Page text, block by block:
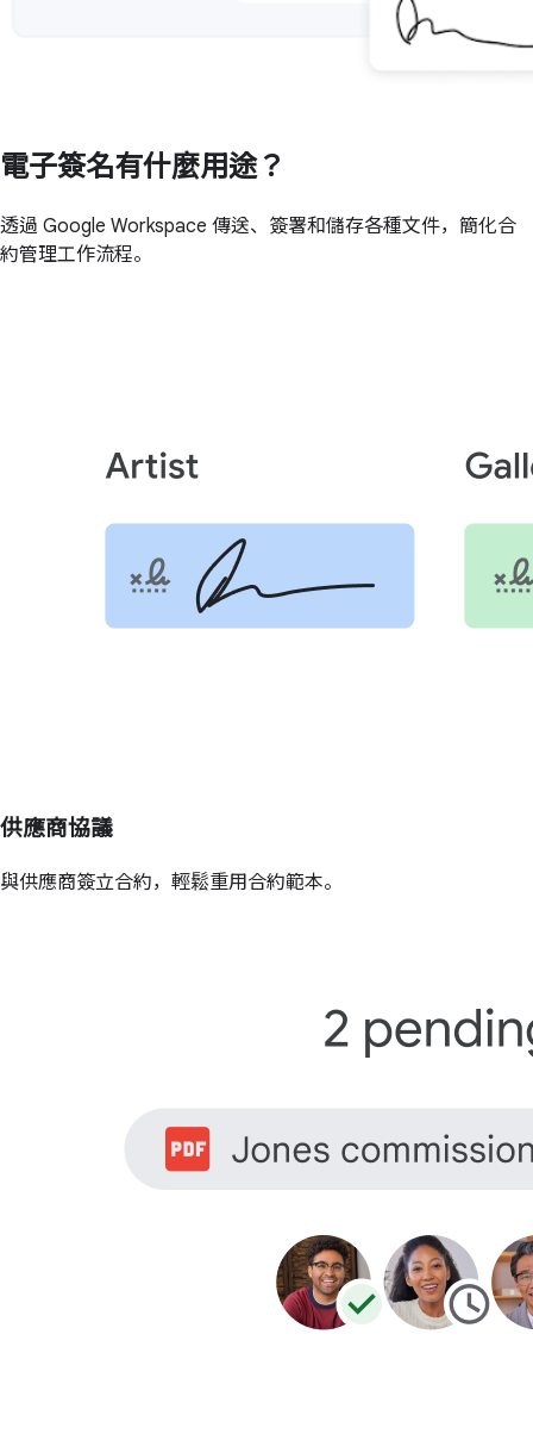
電子簽名有什麼用途？
透過 Google Workspace 傳送、簽署和儲存各種文件，簡化合
約管理工作流程。
供應商協議
與供應商簽立合約，輕鬆重用合約範本。